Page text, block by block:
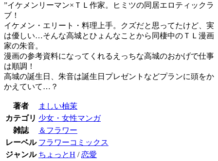
”イケメンリーマン×ＴＬ作家。ヒミツの同居エロティックラ
ブ！
イケメン・エリート・料理上手。クズだと思ってたけど、実
は優しい…そんな高城とひょんなことから同棲中のＴＬ漫画
家の朱音。
漫画の参考資料になってくれるえっちな高城のおかげで仕事
は順調！
高城の誕生日、朱音は誕生日プレゼントなどプランに頭をか
かえていて…？
著者
ましい柚茉
カテゴリ 少女・女性マンガ
雑誌
＆フラワー
レーベル フラワーコミックス
ジャンル ちょっとH /恋愛